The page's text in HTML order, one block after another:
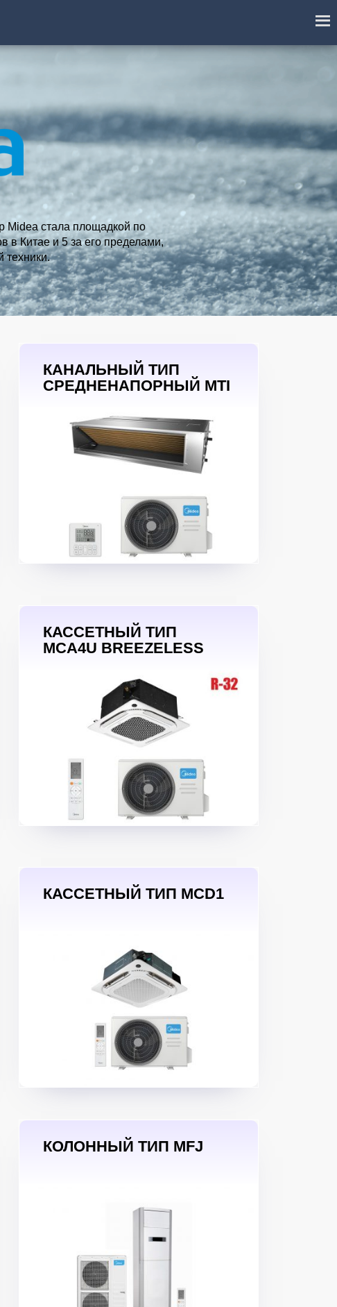
Midea стала площадкой по
в Китае и 5 за его пределами,
техники.
КАНАЛЬНЫЙ ТИП
СРЕДНЕНАПОРНЫЙ MTI
КАССЕТНЫЙ ТИП
MCA4U BREEZELESS
КАССЕТНЫЙ ТИП MCD1
КОЛОННЫЙ ТИП MFJ